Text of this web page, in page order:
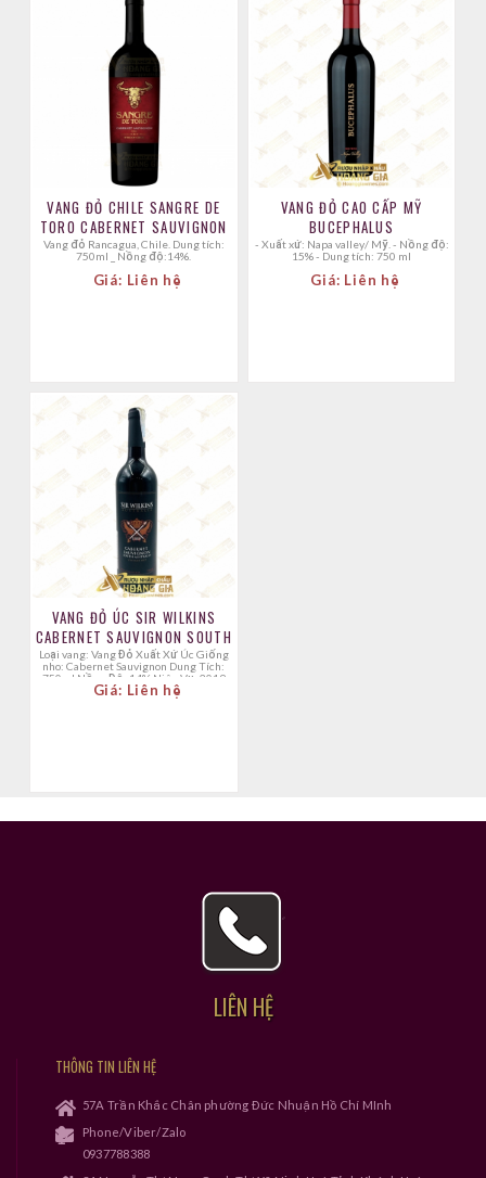
VANG ĐỎ CHILE SANGRE DE
TORO CABERNET SAUVIGNON
Vang đỏ Rancagua, Chile. Dung tích:
750ml _ Nồng độ:14%.
Giá: Liên hệ
VANG ĐỎ CAO CẤP MỸ
BUCEPHALUS
- Xuất xứ: Napa valley/ Mỹ. - Nồng độ:
15% - Dung tích: 750 ml
Giá: Liên hệ
VANG ĐỎ ÚC SIR WILKINS
CABERNET SAUVIGNON SOUTH
Loại vang: Vang Đỏ Xuất Xứ Úc Giống
nho: Cabernet Sauvignon Dung Tích:
750ml Nồng Độ: 14% Niên Vụ: 2019
Giá: Liên hệ
LIÊN HỆ
THÔNG TIN LIÊN HỆ
57A Trần Khắc Chân phường Đức Nhuận Hồ Chí MInh
Phone/Viber/Zalo
0937788388